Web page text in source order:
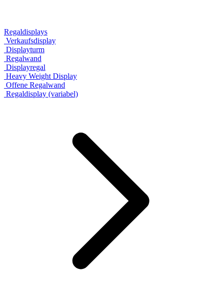
Regaldisplays
Verkaufsdisplay
Displayturm
Regalwand
Displayregal
Heavy Weight Display
Offene Regalwand
Regaldisplay (variabel)